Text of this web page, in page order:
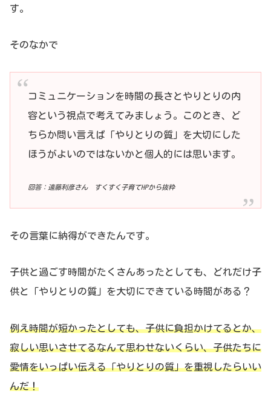
す。
そのなかで
コミュニケーションを時間の長さとやりとりの内
容という視点で考えてみましょう。このとき、ど
ちらか問い言えば「やりとりの質」を大切にした
ほうがよいのではないかと個人的には思います。
回答：遠藤利彦さん すくすく子育てHPから抜粋
その言葉に納得ができたんです。
子供と過ごす時間がたくさんあったとしても、どれだけ子
供と「やりとりの質」を大切にできている時間がある？
例え時間が短かったとしても、子供に負担かけてるとか、
寂しい思いさせてるなんて思わせないくらい、子供たちに
愛情をいっぱい伝える「やりとりの質」を重視したらいい
んだ！